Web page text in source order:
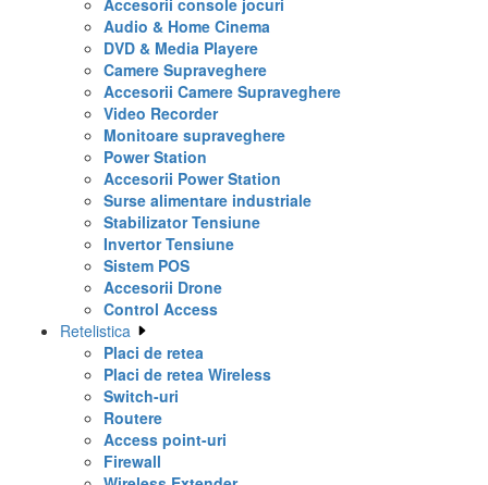
Accesorii console jocuri
Audio & Home Cinema
DVD & Media Playere
Camere Supraveghere
Accesorii Camere Supraveghere
Video Recorder
Monitoare supraveghere
Power Station
Accesorii Power Station
Surse alimentare industriale
Stabilizator Tensiune
Invertor Tensiune
Sistem POS
Accesorii Drone
Control Access
Retelistica
Placi de retea
Placi de retea Wireless
Switch-uri
Routere
Access point-uri
Firewall